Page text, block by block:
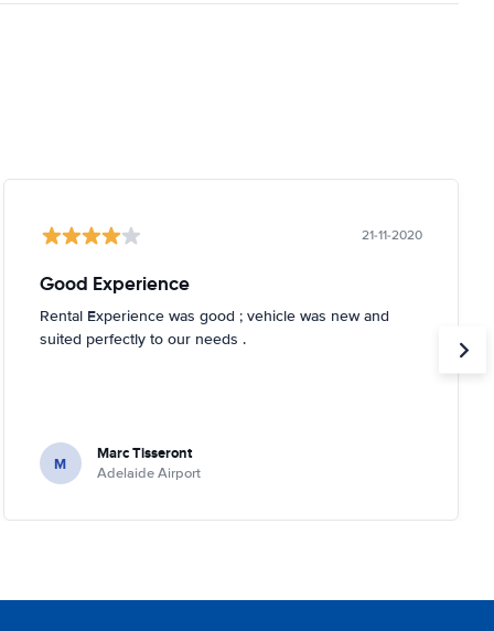
21-11-2020
Good Experience
Rental Experience was good ; vehicle was new and
suited perfectly to our needs .
M Marc Tisseront
Adelaide Airport